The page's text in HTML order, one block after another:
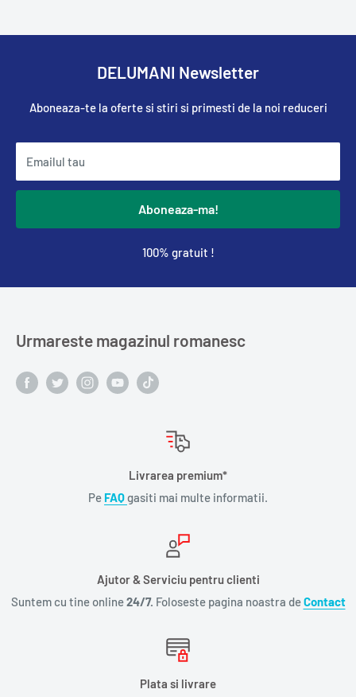
DELUMANI Newsletter
Aboneaza-te la oferte si stiri si primesti de la noi reduceri
Emailul tau
Aboneaza-ma!
100% gratuit !
Urmareste magazinul romanesc
Livrarea premium*
Pe FAQgasiti mai multe informatii.
Ajutor & Serviciu pentru clienti
Suntem cu tine online24/7. Foloseste pagina noastra deContact
Plata si livrare